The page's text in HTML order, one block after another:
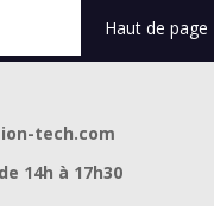
Haut de page
tech.com
14h à 17h30